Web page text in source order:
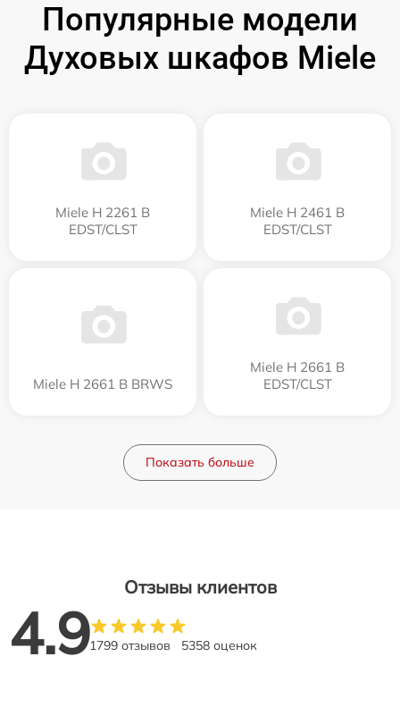
Популярные модели
Духовых шкафов Miele
Miele H 2261 B
EDST/CLST
Miele H 2461 B
EDST/CLST
Miele H 2661 B BRWS
Miele H 2661 B
EDST/CLST
Показать больше
Отзывы клиентов
4.91799 отзывов 5358 оценок